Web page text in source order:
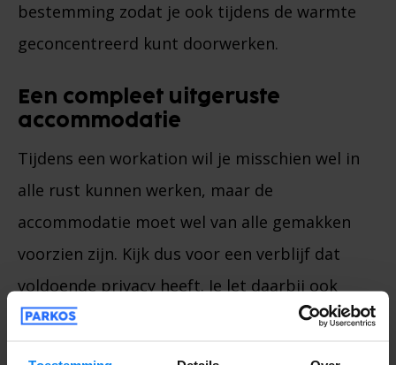
bestemming zodat je ook tijdens de warmte
geconcentreerd kunt doorwerken.
Een compleet uitgeruste
accommodatie
Tijdens een workation wil je misschien wel in
alle rust kunnen werken, maar de
accommodatie moet wel van alle gemakken
voorzien zijn. Kijk dus voor een verblijf dat
voldoende privacy heeft. Je let daarbij ook
op het feit dat er een goede